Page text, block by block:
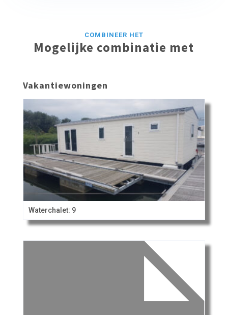
COMBINEER HET
Mogelijke combinatie met
Vakantiewoningen
Waterchalet: 9